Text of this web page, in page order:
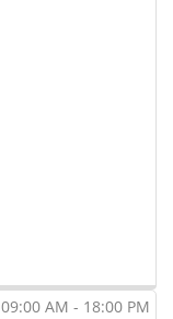
09:00 AM - 18:00 PM